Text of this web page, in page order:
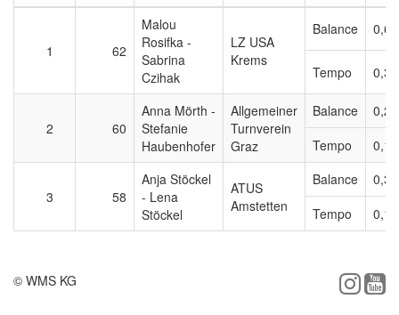
1 62
Malou
Rosifka -
Sabrina
Czihak
LZ USA
Krems
Balance
Tempo
2 60
Anna Mörth -
Stefanie
Haubenhofer
Allgemeiner
Turnverein
Graz
Balance
Tempo
3 58
Anja Stöckel
- Lena
Stöckel
ATUS
Amstetten
Balance
Tempo
© WMS KG